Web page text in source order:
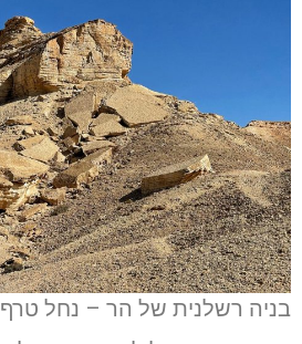
בניה רשלנית של הר – נחל טרף